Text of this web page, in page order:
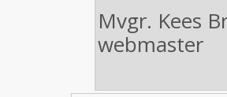
Mvgr. Kees
webmaster